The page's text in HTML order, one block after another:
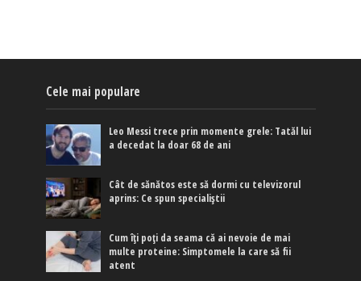
Cele mai populare
Leo Messi trece prin momente grele: Tatăl lui
a decedat la doar 68 de ani
Cât de sănătos este să dormi cu televizorul
aprins: Ce spun specialiștii
Cum îți poți da seama că ai nevoie de mai
multe proteine: Simptomele la care să fii
atent